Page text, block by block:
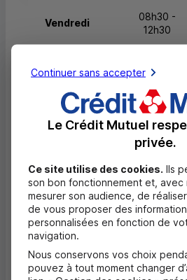
Vendredi
08h30 -
12h30
08h30 -
12h15
Fermé
Masquer
Questions fréquentes
Quels documents sont
l'ouverture d'un compte pour
Continuer sans accepter
Le Crédit Mutuel
privée.
Ce site utilise des cookies. Ils
son bon fonctionnement et, avec
mesurer son audience, de
de vous proposer des
personnalisées en fonction de
navigation.
Nous conservons vos choix
pouvez à tout moment changer